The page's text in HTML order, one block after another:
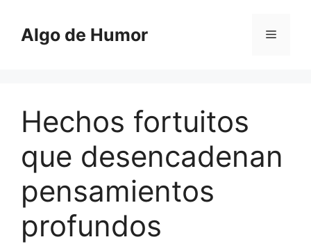
contenido
Algo de Humor Menú
Hechos fortuitos
que desencadenan
pensamientos
profundos